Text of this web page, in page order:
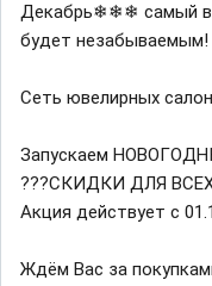
Декабрь❄❄❄ самый
будет незабываемым!
Сеть ювелирных
Запускаем
???СКИДКИ ДЛЯ ВСЕХ
Акция действует с
Ждём Вас за